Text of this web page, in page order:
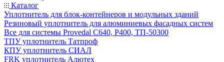
Каталог
Уплотнитель для блок-контейнеров и модульных зданий
Резиновый уплотнитель для алюминиевых фасадных систем
Все для системы Provedal С640, Р400, ТП-50300
ТПУ уплотнитель Татпроф
КПУ уплотнитель СИАЛ
FRK уплотнитель Алютех